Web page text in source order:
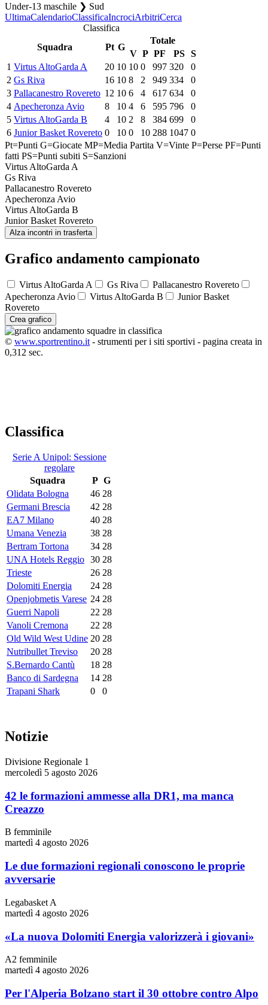
Under-13 maschile ❯ Sud
UltimaCalendarioClassificaIncrociArbitriCerca
Classifica
Squadra
Pt G
Totale
V P PF PS
S
1 Virtus AltoGarda A 20 10 10 0 997 320
0
2 Gs Riva 16 10 8 2 949 334
0
3 Pallacanestro Rovereto 12 10 6 4 617 634
0
4 Apecheronza Avio 8 10 4 6 595 796
0
5 Virtus AltoGarda B 4 10 2 8 384 699
0
6 Junior Basket Rovereto 0 10 0 10 288 1047 0
Pt=Punti G=Giocate MP=Media Partita V=Vinte P=Perse PF=Punti
fatti PS=Punti subiti S=Sanzioni
Virtus AltoGarda A
Gs Riva
Pallacanestro Rovereto
Apecheronza Avio
Virtus AltoGarda B
Junior Basket Rovereto
Alza incontri in trasferta
Grafico andamento campionato
Virtus AltoGarda A Gs Riva
Pallacanestro Rovereto
Apecheronza Avio
Virtus AltoGarda B
Junior Basket
Rovereto
Crea grafico
© www.sportrentino.it- strumenti per i siti sportivi - pagina creata in
0,312 sec.
Classifica
Serie A Unipol: Sessione
regolare
Squadra
P G
Olidata Bologna
46 28
Germani Brescia
42 28
EA7 Milano
40 28
Umana Venezia
38 28
Bertram Tortona
34 28
UNA Hotels Reggio 30 28
Trieste
26 28
Dolomiti Energia
24 28
Openjobmetis Varese 24 28
Guerri Napoli
22 28
Vanoli Cremona
22 28
Old Wild West Udine 20 28
Nutribullet Treviso
20 28
S.Bernardo Cantù
18 28
Banco di Sardegna
14 28
Trapani Shark
0 0
Notizie
Divisione Regionale 1
mercoledì 5 agosto 2026
42 le formazioni ammesse alla DR1, ma manca
Creazzo
B femminile
martedì 4 agosto 2026
Le due formazioni regionali conoscono le proprie
avversarie
Legabasket A
martedì 4 agosto 2026
«La nuova Dolomiti Energia valorizzerà i giovani»
A2 femminile
martedì 4 agosto 2026
Per l'Alperia Bolzano start il 30 ottobre contro Alpo